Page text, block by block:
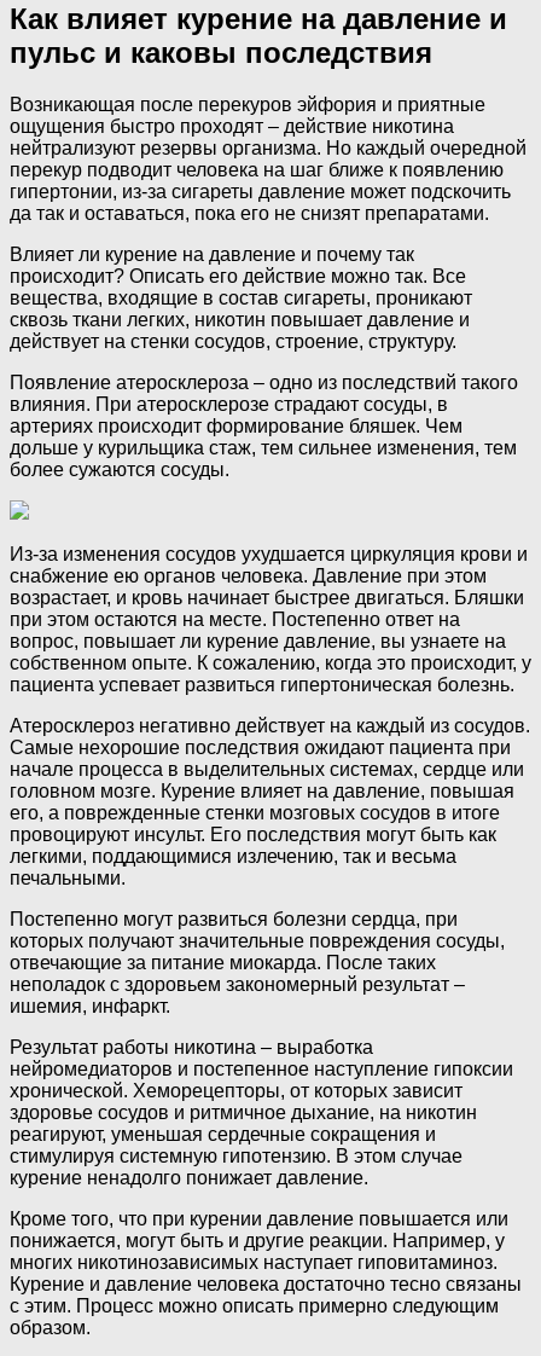
Как влияет курение на давление и
пульс и каковы последствия
Возникающая после перекуров эйфория и приятные
ощущения быстро проходят – действие никотина
нейтрализуют резервы организма. Но каждый очередной
перекур подводит человека на шаг ближе к появлению
гипертонии, из-за сигареты давление может подскочить
да так и оставаться, пока его не снизят препаратами.
Влияет ли курение на давление и почему так
происходит? Описать его действие можно так. Все
вещества, входящие в состав сигареты, проникают
сквозь ткани легких, никотин повышает давление и
действует на стенки сосудов, строение, структуру.
Появление атеросклероза – одно из последствий такого
влияния. При атеросклерозе страдают сосуды, в
артериях происходит формирование бляшек. Чем
дольше у курильщика стаж, тем сильнее изменения, тем
более сужаются сосуды.
Из-за изменения сосудов ухудшается циркуляция крови и
снабжение ею органов человека. Давление при этом
возрастает, и кровь начинает быстрее двигаться. Бляшки
при этом остаются на месте. Постепенно ответ на
вопрос, повышает ли курение давление, вы узнаете на
собственном опыте. К сожалению, когда это происходит, у
пациента успевает развиться гипертоническая болезнь.
Атеросклероз негативно действует на каждый из сосудов.
Самые нехорошие последствия ожидают пациента при
начале процесса в выделительных системах, сердце или
головном мозге. Курение влияет на давление, повышая
его, а поврежденные стенки мозговых сосудов в итоге
провоцируют инсульт. Его последствия могут быть как
легкими, поддающимися излечению, так и весьма
печальными.
Постепенно могут развиться болезни сердца, при
которых получают значительные повреждения сосуды,
отвечающие за питание миокарда. После таких
неполадок с здоровьем закономерный результат –
ишемия, инфаркт.
Результат работы никотина – выработка
нейромедиаторов и постепенное наступление гипоксии
хронической. Хеморецепторы, от которых зависит
здоровье сосудов и ритмичное дыхание, на никотин
реагируют, уменьшая сердечные сокращения и
стимулируя системную гипотензию. В этом случае
курение ненадолго понижает давление.
Кроме того, что при курении давление повышается или
понижается, могут быть и другие реакции. Например, у
многих никотинозависимых наступает гиповитаминоз.
Курение и давление человека достаточно тесно связаны
с этим. Процесс можно описать примерно следующим
образом.